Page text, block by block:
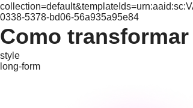
0338-5378-bd06-56a935a95e84
Como
style
long-form